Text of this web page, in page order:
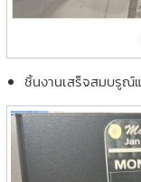
ชิ้นงานเสร็จสมบรูณ์แ